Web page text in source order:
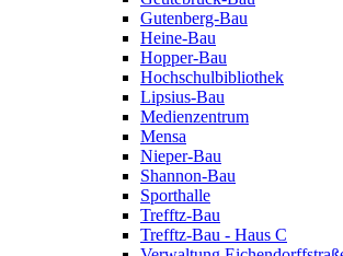
Gutenberg-Bau
Heine-Bau
Hopper-Bau
Hochschulbibliothek
Lipsius-Bau
Medienzentrum
Mensa
Nieper-Bau
Shannon-Bau
Sporthalle
Trefftz-Bau
Trefftz-Bau - Haus C